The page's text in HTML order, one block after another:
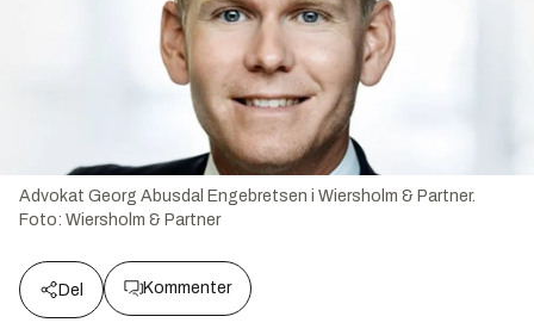
Advokat Georg Abusdal Engebretsen i Wiersholm & Partner.
Foto: Wiersholm & Partner
Del Kommenter